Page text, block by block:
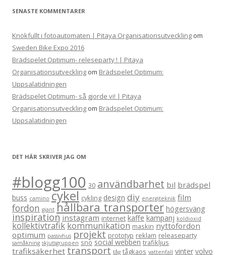
SENASTE KOMMENTARER
Knökfullt i fotoautomaten | Pitaya Organisationsutveckling om
Sweden Bike Expo 2016
Brädspelet Optimum- releseparty ! | Pitaya
Organisationsutveckling om Brädspelet Optimum:
Uppsalatidningen
Brädspelet Optimum- så gjorde vi! | Pitaya
Organisationsutveckling om Brädspelet Optimum:
Uppsalatidningen
DET HÄR SKRIVER JAG OM
#blogg100 30 användbarhet bil brädspel
buss camino cykel cykling design diy energiteknik film
fordon giant hållbara transporter högersväng
inspiration instagram internet kaffe kampanj koldioxid
kollektivtrafikkommunikation maskin nyttofordon
optimum passivhus projekt prototyp reklam releaseparty
samåkning skjutsgruppen snö social webben trafikljus
trafiksäkerhet transport tåg tågkaos vattenfall vinter volvo